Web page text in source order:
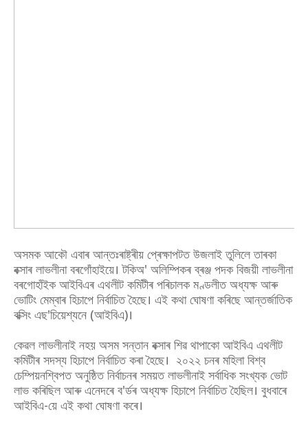
অসমক আকৌ এবাৰ আন্তঃৰাষ্ট্ৰীয় প্ৰেক্ষাপটত উজলাই তুলিলে তাৰকা
বক্সাৰ লাভলীনা বৰগোঁহাইয়ে। টকিঅ' অলিম্পিকৰ ব্ৰঞ্জ পদক বিজয়ী লাভলীনা
বৰগোহাঁইক আইবিএৰ এথলীট কমিটীৰ পৰিচালক মণ্ডলীত অধ্যক্ষ আৰু
ভোটিং মেম্বাৰ হিচাপে নিৰ্বাচিত হৈছে। এই কথা ঘোষণা কৰিছে আন্তৰ্জাতিক
বক্সিং এছ'চিয়েশ্যনে (আইবিএ)।
কেৱল লাভলীনাই নহয় অসম সন্তান বক্সাৰ শিৱ থাপাকো আইবিএ এথলীট
কমিটীৰ সদস্য হিচাপে নিৰ্বাচিত কৰা হৈছে। ২০২২ চনৰ মহিলা বিশ্ব
চেম্পিয়নশ্বিপত অনুষ্ঠিত নিৰ্বাচনৰ সময়ত লাভলীনাই সৰ্বাধিক সংখ্যক ভোট
লাভ কৰিছিল আৰু এনেদৰে ব'ৰ্ডৰ অধ্যক্ষ হিচাপে নিৰ্বাচিত হৈছিল। বুধবাৰে
আইবিএ-য়ে এই কথা ঘোষণা কৰে।